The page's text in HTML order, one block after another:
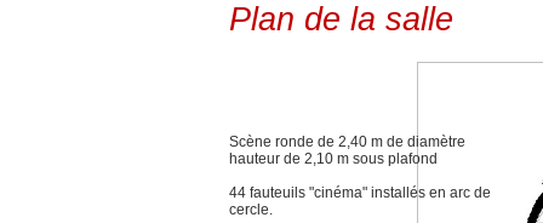
Plan de la salle
Scène ronde de 2,40 m de diamètre
hauteur de 2,10 m sous plafond
44 fauteuils "cinéma" installés en arc de
cercle.